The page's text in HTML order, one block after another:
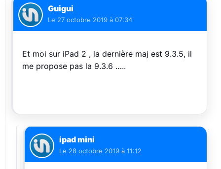
Guigui
Le 27 octobre 2019 à 07:34
Et moi sur iPad 2 , la dernière maj est 9.3.5, il
me propose pas la 9.3.6 …..
ipad mini
Le 28 octobre 2019 à 11:12